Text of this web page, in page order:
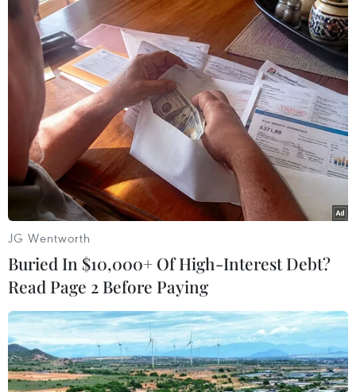
Mưa giông diện rộng trên địa bàn Hà Nội giúp giải tỏa bầu
không khí oi nóng nhiều ngày qua. (Ảnh: Minh Quyết/TTXVN)
JG Wentworth
Buried In $10,000+ Of High-Interest Debt?
Read Page 2 Before Paying